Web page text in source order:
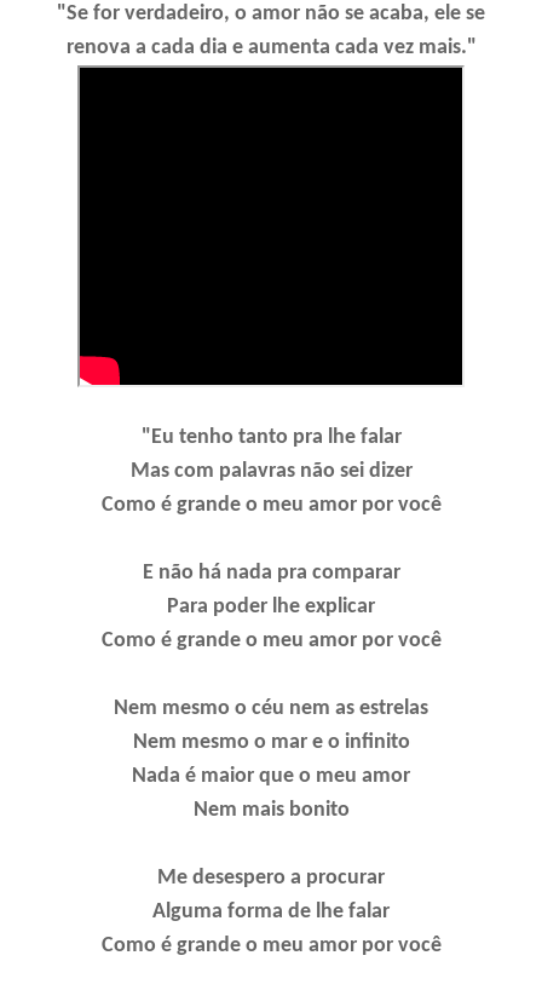
"Se for verdadeiro, o amor não se acaba, ele se
renova a cada dia e aumenta cada vez mais."
"Eu tenho tanto pra lhe falar
Mas com palavras não sei dizer
Como é grande o meu amor por você
E não há nada pra comparar
Para poder lhe explicar
Como é grande o meu amor por você
Nem mesmo o céu nem as estrelas
Nem mesmo o mar e o infinito
Nada é maior que o meu amor
Nem mais bonito
Me desespero a procurar
Alguma forma de lhe falar
Como é grande o meu amor por você